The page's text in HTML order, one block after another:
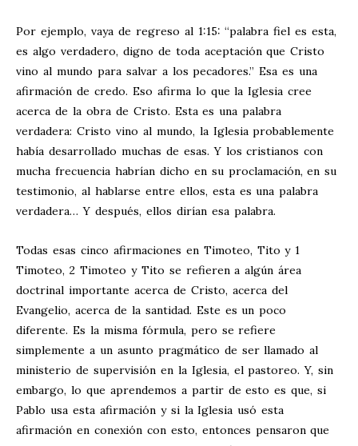
Por ejemplo, vaya de regreso al 1:15: “palabra fiel es esta,
es algo verdadero, digno de toda aceptación que Cristo
vino al mundo para salvar a los pecadores.” Esa es una
afirmación de credo. Eso afirma lo que la Iglesia cree
acerca de la obra de Cristo. Esta es una palabra
verdadera: Cristo vino al mundo, la Iglesia probablemente
había desarrollado muchas de esas. Y los cristianos con
mucha frecuencia habrían dicho en su proclamación, en su
testimonio, al hablarse entre ellos, esta es una palabra
verdadera… Y después, ellos dirían esa palabra.
Todas esas cinco afirmaciones en Timoteo, Tito y 1
Timoteo, 2 Timoteo y Tito se refieren a algún área
doctrinal importante acerca de Cristo, acerca del
Evangelio, acerca de la santidad. Este es un poco
diferente. Es la misma fórmula, pero se refiere
simplemente a un asunto pragmático de ser llamado al
ministerio de supervisión en la Iglesia, el pastoreo. Y, sin
embargo, lo que aprendemos a partir de esto es que, si
Pablo usa esta afirmación y si la Iglesia usó esta
afirmación en conexión con esto, entonces pensaron que